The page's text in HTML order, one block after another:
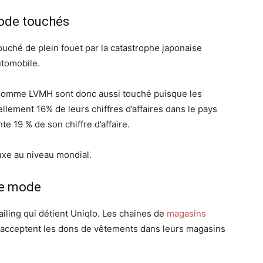
touchés
de plein fouet par la catastrophe japonaise
LVMH sont donc aussi touché puisque les
16% de leurs chiffres d’affaires dans le pays
19 % de son chiffre d’affaire.
au niveau mondial.
mode
qui détient Uniqlo. Les chaines de magasins
les dons de vêtements dans leurs magasins